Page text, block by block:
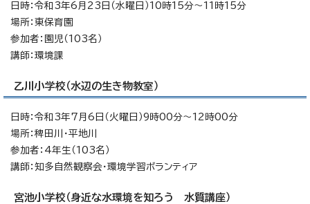
日時：令和3年6月23日（水曜日）10時15分～11時15分
場所：東保育園
参加者：園児（103名）
講師：環境課
乙川小学校（水辺の生き物教室）
日時：令和3年7月6日（火曜日）9時00分～12時00分
場所：稗田川・平地川
参加者：4年生（103名）
講師：知多自然観察会・環境学習ボランティア
宮池小学校（身近な水環境を知ろう 水質講座）